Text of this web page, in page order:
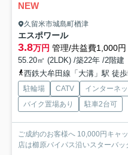
NEW
久留米市城島町楢津
エスポワール
3.8万円 管理/共益費1,000円
55.20㎡ (2LDK) /築22年 /2階建
西鉄大牟田線「大溝」駅 徒
駐輪場 CATV インターネ
バイク置場あり
駐車2台可
ご成約のお客様へ 10,000円キャ
店は櫛原バイパス沿いスターバ